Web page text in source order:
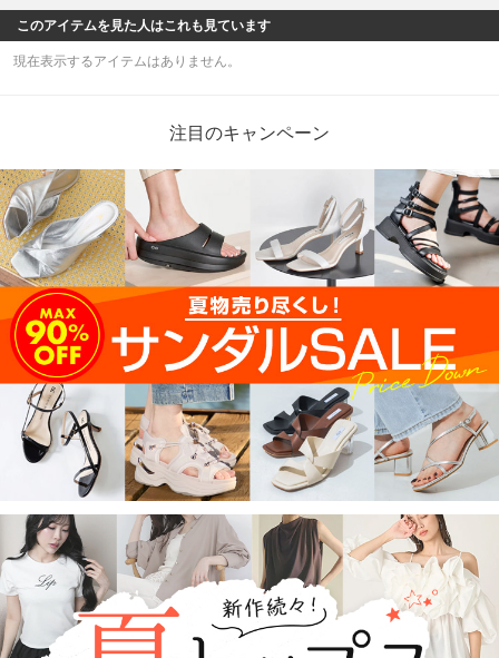
このアイテムを見た人はこれも見ています
現在表示するアイテムはありません。
注目のキャンペーン